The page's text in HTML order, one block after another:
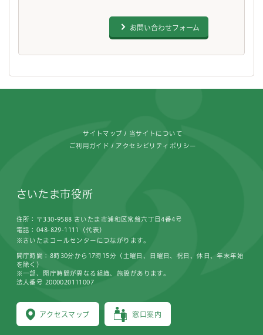
お問い合わせフォーム
サイトマップ 当サイトについて
ご利用ガイド アクセシビリティポリシー
さいたま市役所
住所：〒330-9588 さいたま市浦和区常盤六丁目4番4号
電話：048-829-1111（代表）
※さいたまコールセンターにつながります。
アクセスマップ 窓口案内
開庁時間：8時30分から17時15分（土曜日、日曜日、祝日、休日、年末年始
を除く）
※一部、開庁時間が異なる組織、施設があります。
法人番号 2000020111007